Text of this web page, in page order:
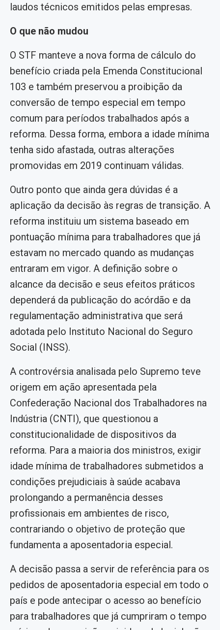
laudos técnicos emitidos pelas empresas.
O que não mudou
O STF manteve a nova forma de cálculo do
benefício criada pela Emenda Constitucional
103 e também preservou a proibição da
conversão de tempo especial em tempo
comum para períodos trabalhados após a
reforma. Dessa forma, embora a idade mínima
tenha sido afastada, outras alterações
promovidas em 2019 continuam válidas.
Outro ponto que ainda gera dúvidas é a
aplicação da decisão às regras de transição. A
reforma instituiu um sistema baseado em
pontuação mínima para trabalhadores que já
estavam no mercado quando as mudanças
entraram em vigor. A definição sobre o
alcance da decisão e seus efeitos práticos
dependerá da publicação do acórdão e da
regulamentação administrativa que será
adotada pelo Instituto Nacional do Seguro
Social (INSS).
A controvérsia analisada pelo Supremo teve
origem em ação apresentada pela
Confederação Nacional dos Trabalhadores na
Indústria (CNTI), que questionou a
constitucionalidade de dispositivos da
reforma. Para a maioria dos ministros, exigir
idade mínima de trabalhadores submetidos a
condições prejudiciais à saúde acabava
prolongando a permanência desses
profissionais em ambientes de risco,
contrariando o objetivo de proteção que
fundamenta a aposentadoria especial.
A decisão passa a servir de referência para os
pedidos de aposentadoria especial em todo o
país e pode antecipar o acesso ao benefício
para trabalhadores que já cumpriram o tempo